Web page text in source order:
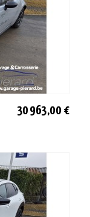
30 963,00 €